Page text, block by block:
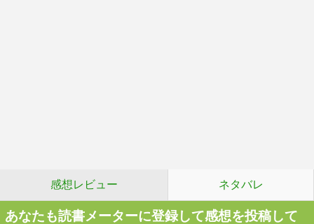
感想レビュー ネタバレ
あなたも読書メーターに登録して感想を投稿して